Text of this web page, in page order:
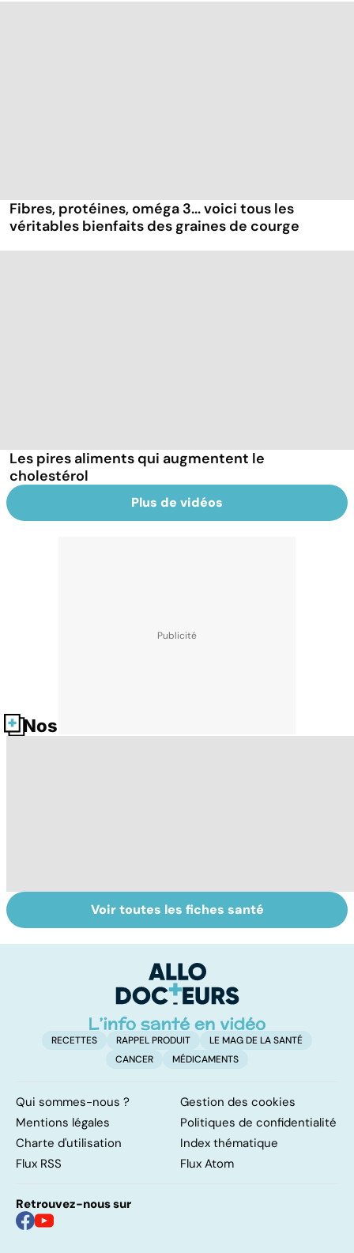
Fibres, protéines, oméga 3... voici tous les
véritables bienfaits des graines de courge
Les pires aliments qui augmentent le
cholestérol
Plus de vidéos
Nos fiches santé
HPV : tout savoir
sur les
Couperose,
rosacée... que
rougeurs
indésirables ?
Voir toutes les fiches santé
RECETTES RAPPEL PRODUIT
LE MAG DE LA SANTÉ
CANCER
MÉDICAMENTS
Qui sommes-nous ?
Gestion des cookies
Mentions légales
Politiques de confidentialité
Charte d'utilisation
Index thématique
Flux RSS
Flux Atom
Retrouvez-nous sur